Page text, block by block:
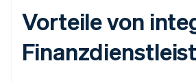
Vorteile von